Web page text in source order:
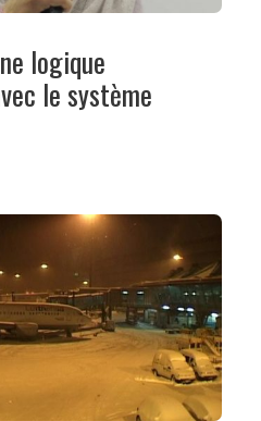
logique
le système